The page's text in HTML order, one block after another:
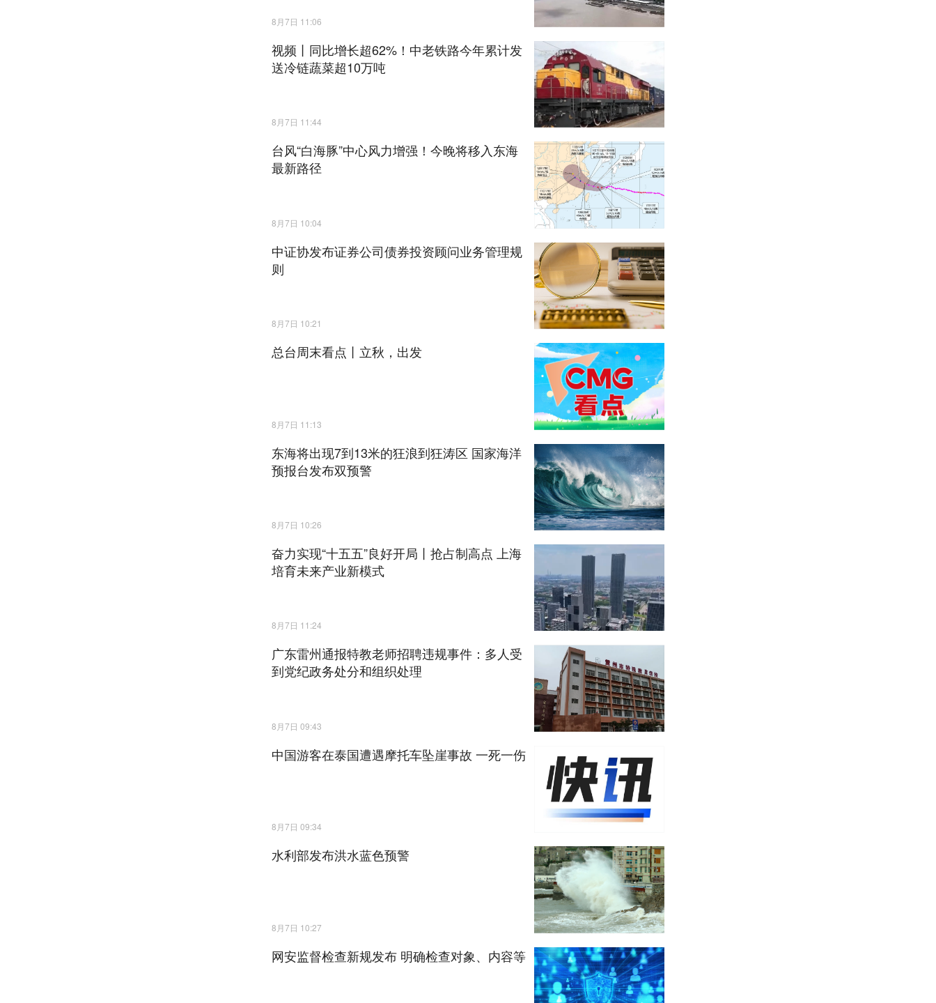
8月7日 11:06
视频丨同比增长超62%！中老铁路今年累计发
送冷链蔬菜超10万吨
8月7日 11:44
台风“白海豚”中心风力增强！今晚将移入东海
最新路径
8月7日 10:04
中证协发布证券公司债券投资顾问业务管理规
则
8月7日 10:21
总台周末看点丨立秋，出发
8月7日 11:13
东海将出现7到13米的狂浪到狂涛区 国家海洋
预报台发布双预警
8月7日 10:26
奋力实现“十五五”良好开局丨抢占制高点 上海
培育未来产业新模式
8月7日 11:24
广东雷州通报特教老师招聘违规事件：多人受
到党纪政务处分和组织处理
8月7日 09:43
中国游客在泰国遭遇摩托车坠崖事故 一死一伤
8月7日 09:34
水利部发布洪水蓝色预警
8月7日 10:27
网安监督检查新规发布 明确检查对象、内容等